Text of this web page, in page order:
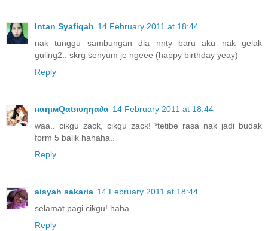
Intan Syafiqah 14 February 2011 at 18:44
nak tunggu sambungan dia nnty baru aku nak gelak
guling2.. skrg senyum je ngeee (happy birthday yeay)
Reply
нαηιмQαtяυηηα∂α 14 February 2011 at 18:44
waa.. cikgu zack, cikgu zack! *tetibe rasa nak jadi budak
form 5 balik hahaha..
Reply
aisyah sakaria 14 February 2011 at 18:44
selamat pagi cikgu! haha
Reply